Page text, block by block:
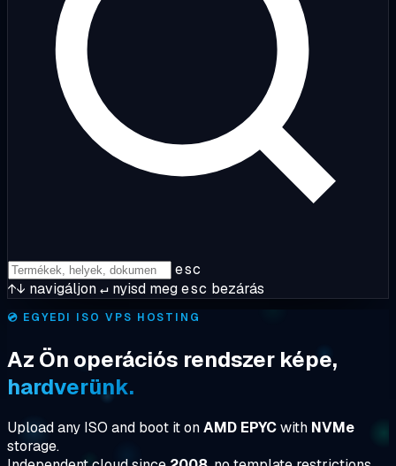
esc
↑↓ navigáljon↵ nyisd megesc bezárás
💿 EGYEDI ISO VPS HOSTING
Az Ön operációs rendszer képe,
hardverünk.
Upload any ISO and boot it onAMD EPYCwith NVMe
storage.